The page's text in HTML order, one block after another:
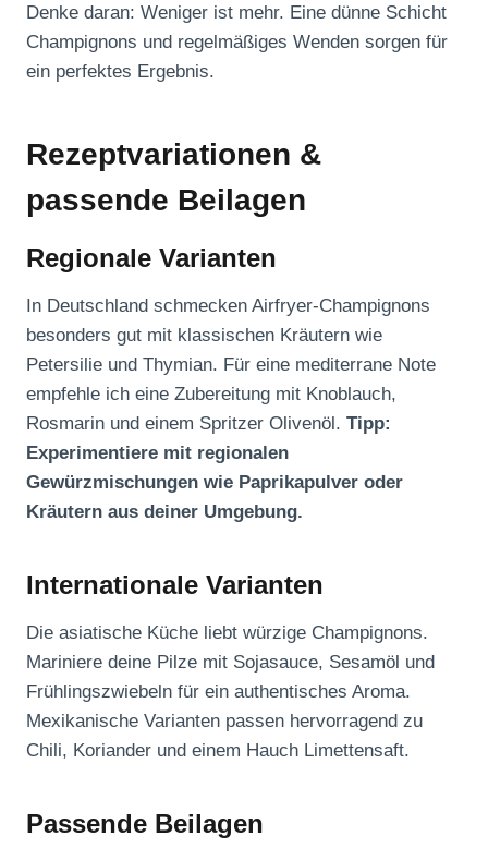
Denke daran: Weniger ist mehr. Eine dünne Schicht
Champignons und regelmäßiges Wenden sorgen für
ein perfektes Ergebnis.
Rezeptvariationen &
passende Beilagen
Regionale Varianten
In Deutschland schmecken Airfryer-Champignons
besonders gut mit klassischen Kräutern wie
Petersilie und Thymian. Für eine mediterrane Note
empfehle ich eine Zubereitung mit Knoblauch,
Rosmarin und einem Spritzer Olivenöl. Tipp:
Experimentiere mit regionalen
Gewürzmischungen wie Paprikapulver oder
Kräutern aus deiner Umgebung.
Internationale Varianten
Die asiatische Küche liebt würzige Champignons.
Mariniere deine Pilze mit Sojasauce, Sesamöl und
Frühlingszwiebeln für ein authentisches Aroma.
Mexikanische Varianten passen hervorragend zu
Chili, Koriander und einem Hauch Limettensaft.
Passende Beilagen